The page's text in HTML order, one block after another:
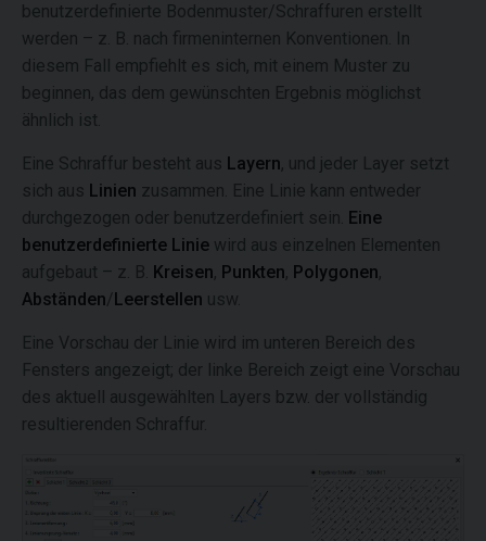
benutzerdefinierte Bodenmuster/Schraffuren erstellt
werden – z. B. nach firmeninternen Konventionen. In
diesem Fall empfiehlt es sich, mit einem Muster zu
beginnen, das dem gewünschten Ergebnis möglichst
ähnlich ist.
Eine Schraffur besteht aus Layern, und jeder Layer setzt
sich aus Linien zusammen. Eine Linie kann entweder
durchgezogen oder benutzerdefiniert sein. Eine
benutzerdefinierte Linie wird aus einzelnen Elementen
aufgebaut – z. B. Kreisen, Punkten, Polygonen,
Abständen/Leerstellen usw.
Eine Vorschau der Linie wird im unteren Bereich des
Fensters angezeigt; der linke Bereich zeigt eine Vorschau
des aktuell ausgewählten Layers bzw. der vollständig
resultierenden Schraffur.